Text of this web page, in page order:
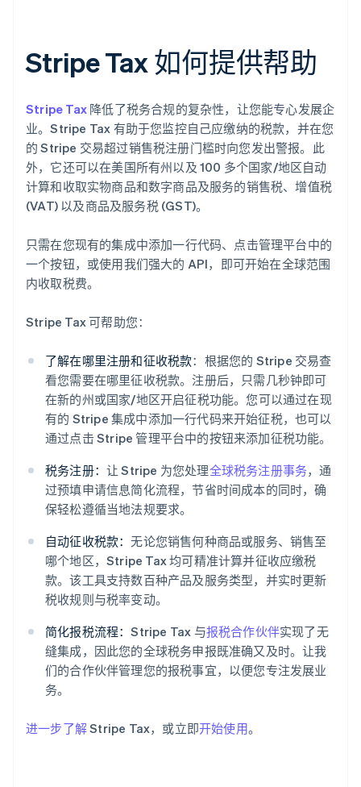
Stripe Tax 如何提供帮助
Stripe Tax 降低了税务合规的复杂性，让您能专心发展企
业。Stripe Tax 有助于您监控自己应缴纳的税款，并在您
的 Stripe 交易超过销售税注册门槛时向您发出警报。此
外，它还可以在美国所有州以及 100 多个国家/地区自动
计算和收取实物商品和数字商品及服务的销售税、增值税
(VAT) 以及商品及服务税 (GST)。
只需在您现有的集成中添加一行代码、点击管理平台中的
一个按钮，或使用我们强大的 API，即可开始在全球范围
内收取税费。
Stripe Tax 可帮助您：
了解在哪里注册和征收税款：根据您的 Stripe 交易查
看您需要在哪里征收税款。注册后，只需几秒钟即可
在新的州或国家/地区开启征税功能。您可以通过在现
有的 Stripe 集成中添加一行代码来开始征税，也可以
通过点击 Stripe 管理平台中的按钮来添加征税功能。
税务注册： 让 Stripe 为您处理全球税务注册事务，通
过预填申请信息简化流程，节省时间成本的同时，确
保轻松遵循当地法规要求。
自动征收税款：无论您销售何种商品或服务、销售至
哪个地区，Stripe Tax 均可精准计算并征收应缴税
款。该工具支持数百种产品及服务类型，并实时更新
税收规则与税率变动。
简化报税流程：Stripe Tax 与报税合作伙伴实现了无
缝集成，因此您的全球税务申报既准确又及时。让我
们的合作伙伴管理您的报税事宜，以便您专注发展业
务。
进一步了解Stripe Tax，或立即开始使用。
阿联酋
English
爱尔兰
English
English
奥地利
Deutsch English
澳大利亚
English
PortuguêsEnglish